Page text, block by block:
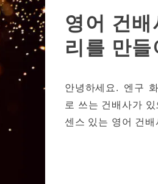
영어 건
리를 만들
안녕하세요. 엔구
로 쓰는 건배사가
센스 있는 영어 건